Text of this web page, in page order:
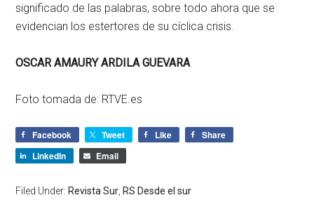
significado de las palabras, sobre todo ahora que se
evidencian los estertores de su cíclica crisis.
OSCAR AMAURY ARDILA GUEVARA
Foto tomada de: RTVE.es
Facebook Tweet Like
Share
LinkedIn
Email
Filed Under: Revista Sur RS Desde el sur